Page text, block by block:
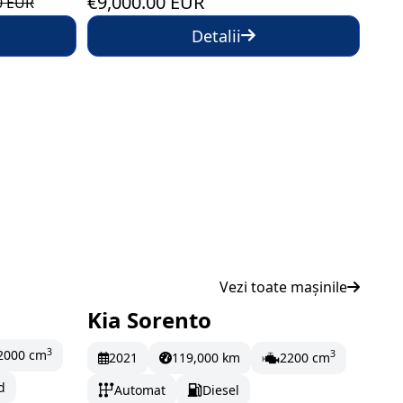
Detalii
Vezi toate mașinile
cm3
La comandă
Kia Sorento
2021 119,000 km 2200 cm3
Automat Diesel